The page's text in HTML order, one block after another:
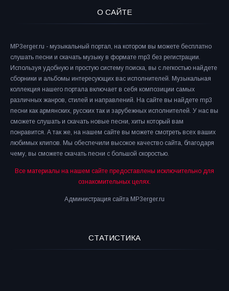
О САЙТЕ
MP3erger.ru - музыкальный портал, на котором вы можете бесплатно
слушать песни и скачать музыку в формате mp3 без регистрации.
Используя удобную и простую систему поиска, вы с легкостью найдете
сборники и альбомы интересующих вас исполнителей. Музыкальная
коллекция нашего портала включает в себя композиции самых
различных жанров, стилей и направлений. На сайте вы найдете mp3
песни как армянских, русских так и зарубежных исполнителей. У нас вы
сможете слушать и скачать новые песни, хиты который вам
понравится. А так же, на нашем сайте вы можете смотреть всех ваших
любимых клипов. Мы обеспечили высокое качество сайта, благодаря
чему, вы сможете скачать песни с большой скоростью.
Все материалы на нашем сайте предоставлены исключительно для
ознакомительных целях.
Администрация сайта MP3erger.ru
СТАТИСТИКА